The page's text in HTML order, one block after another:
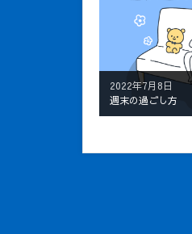
2022年7月8日
週末の過ごし方